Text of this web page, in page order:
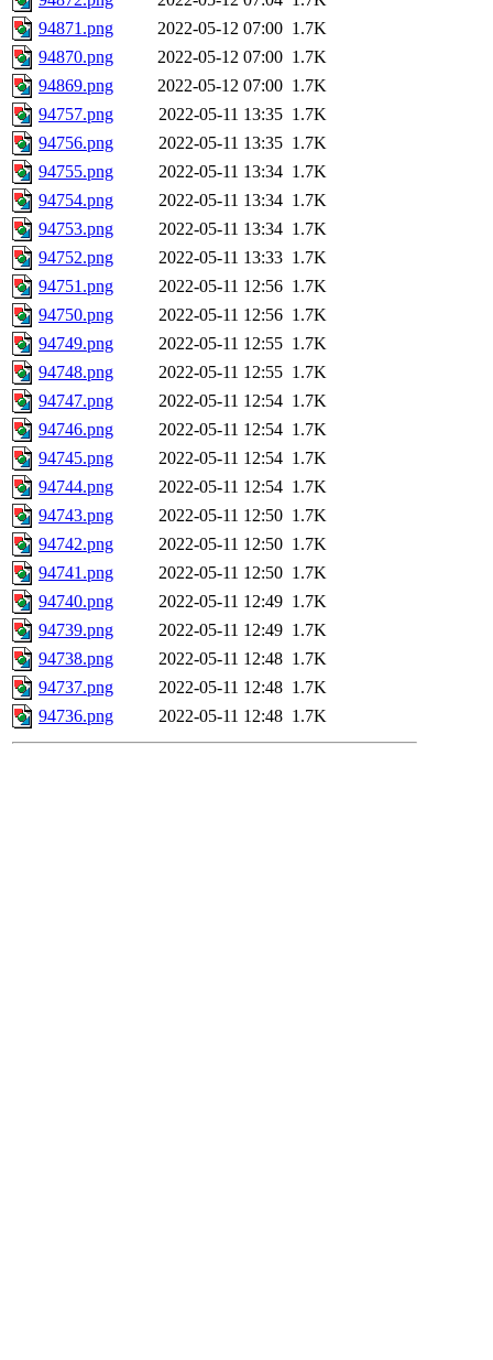
94871.png
2022-05-12 07:00 1.7K
94870.png
2022-05-12 07:00 1.7K
94869.png
2022-05-12 07:00 1.7K
94757.png
2022-05-11 13:35 1.7K
94756.png
2022-05-11 13:35 1.7K
94755.png
2022-05-11 13:34 1.7K
94754.png
2022-05-11 13:34 1.7K
94753.png
2022-05-11 13:34 1.7K
94752.png
2022-05-11 13:33 1.7K
94751.png
2022-05-11 12:56 1.7K
94750.png
2022-05-11 12:56 1.7K
94749.png
2022-05-11 12:55 1.7K
94748.png
2022-05-11 12:55 1.7K
94747.png
2022-05-11 12:54 1.7K
94746.png
2022-05-11 12:54 1.7K
94745.png
2022-05-11 12:54 1.7K
94744.png
2022-05-11 12:54 1.7K
94743.png
2022-05-11 12:50 1.7K
94742.png
2022-05-11 12:50 1.7K
94741.png
2022-05-11 12:50 1.7K
94740.png
2022-05-11 12:49 1.7K
94739.png
2022-05-11 12:49 1.7K
94738.png
2022-05-11 12:48 1.7K
94737.png
2022-05-11 12:48 1.7K
94736.png
2022-05-11 12:48 1.7K